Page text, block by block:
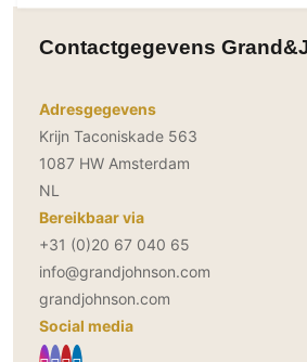
Binnenzwembaden
Wellness
Contactgegevens
Adresgegevens
Krijn Taconiskade 563
1087 HW Amsterdam
NL
Bereikbaar via
+31 (0)20 67 040 65
info@grandjohnson.com
grandjohnson.com
Social media